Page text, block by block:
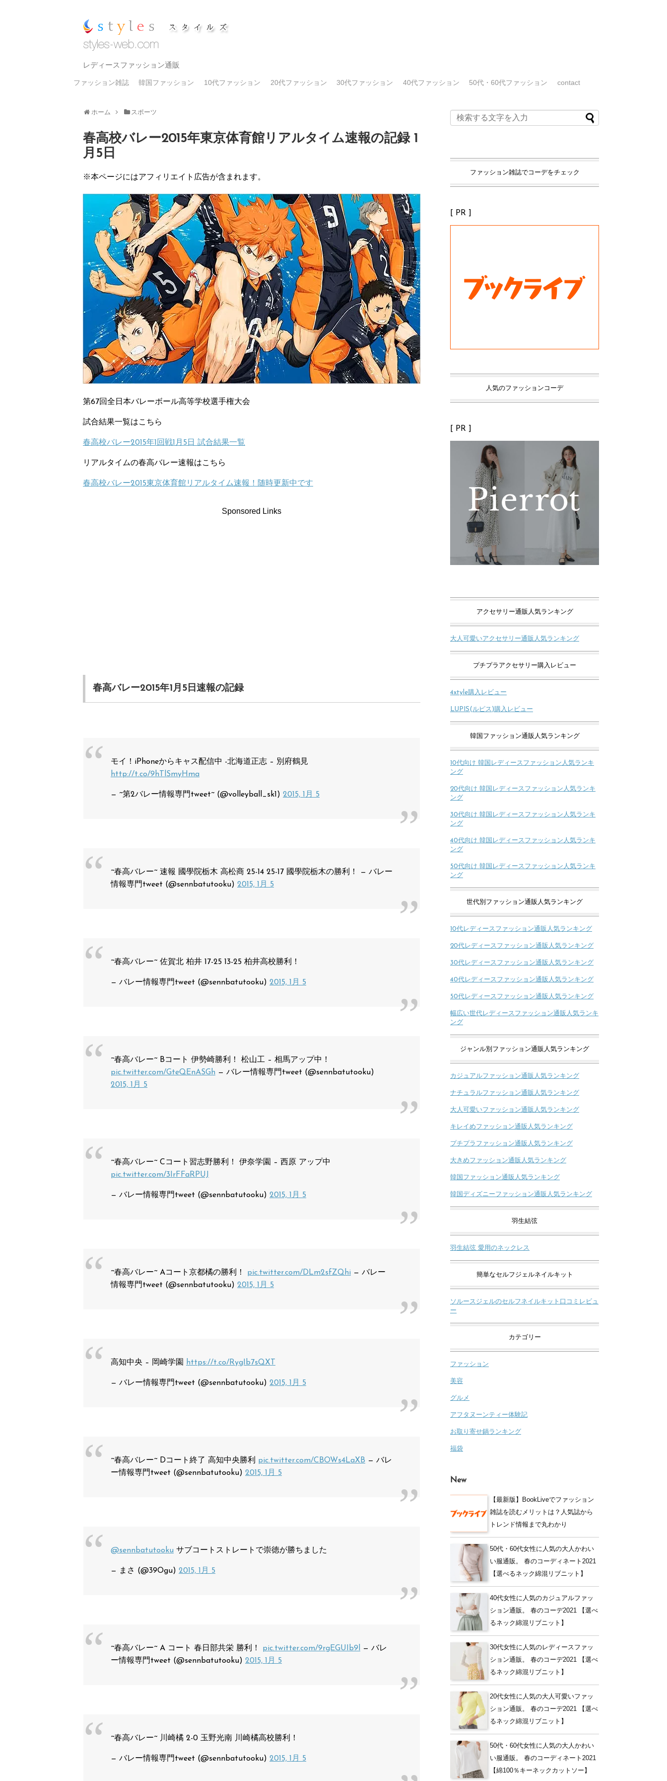
レディースファッション通販
ファッション雑誌 韓国ファッション 10代ファッション 20代ファッション 30代ファッション 40代ファッション 50代・60代ファッション contact
ホーム スポーツ
春高校バレー2015年東京体育館リアルタイム速報の記録 1
月5日
※本ページにはアフィリエイト広告が含まれます。
第67回全日本バレーボール高等学校選手権大会
試合結果一覧はこちら
春高校バレー2015年1回戦1月5日 試合結果一覧
リアルタイムの春高バレー速報はこちら
春高校バレー2015東京体育館リアルタイム速報！随時更新中です
Sponsored Links
春高バレー2015年1月5日速報の記録
モイ！iPhoneからキャス配信中 -北海道正志 – 別府鶴見
http://t.co/9hTlSmyHma
— ~第2バレー情報専門tweet~ (@volleyball_sk1) 2015, 1月 5
~春高バレー~ 速報 國學院栃木 高松商 25-14 25-17 國學院栃木の勝利！ — バレー
情報専門tweet (@sennbatutooku) 2015, 1月 5
~春高バレー~ 佐賀北 柏井 17-25 13-25 柏井高校勝利！
— バレー情報専門tweet (@sennbatutooku) 2015, 1月 5
~春高バレー~ Bコート 伊勢崎勝利！ 松山工 – 相馬アップ中！
pic.twitter.com/GteQEnASGh — バレー情報専門tweet (@sennbatutooku)
2015, 1月 5
~春高バレー~ Cコート習志野勝利！ 伊奈学園 – 西原 アップ中
pic.twitter.com/3IrFFaRPUJ
— バレー情報専門tweet (@sennbatutooku) 2015, 1月 5
~春高バレー~ Aコート京都橘の勝利！ pic.twitter.com/DLm2sfZQhi — バレー
情報専門tweet (@sennbatutooku) 2015, 1月 5
高知中央 – 岡崎学園 https://t.co/RygIb7sQXT
— バレー情報専門tweet (@sennbatutooku) 2015, 1月 5
~春高バレー~ Dコート終了 高知中央勝利 pic.twitter.com/CBOWs4LaXB — バレ
ー情報専門tweet (@sennbatutooku) 2015, 1月 5
@sennbatutooku サブコートストレートで崇徳が勝ちました
— まさ (@39Ogu) 2015, 1月 5
~春高バレー~ A コート 春日部共栄 勝利！ pic.twitter.com/9rgEGUIb9l
— バレ
ー情報専門tweet (@sennbatutooku) 2015, 1月 5
~春高バレー~ 川崎橘 2-0 玉野光南 川崎橘高校勝利！
— バレー情報専門tweet (@sennbatutooku) 2015, 1月 5
ファッション雑誌でコーデをチェック
[ PR ]
人気のファッションコーデ
[ PR ]
アクセサリー通販人気ランキング
大人可愛いアクセサリー通販人気ランキング
プチプラアクセサリー購入レビュー
4xtyle購入レビュー
LUPIS(ルピス)購入レビュー
韓国ファッション通販人気ランキング
10代向け 韓国レディースファッション人気ランキ
ング
20代向け 韓国レディースファッション人気ランキ
ング
30代向け 韓国レディースファッション人気ランキ
ング
40代向け 韓国レディースファッション人気ランキ
ング
50代向け 韓国レディースファッション人気ランキ
ング
世代別ファッション通販人気ランキング
10代レディースファッション通販人気ランキング
20代レディースファッション通販人気ランキング
30代レディースファッション通販人気ランキング
40代レディースファッション通販人気ランキング
50代レディースファッション通販人気ランキング
幅広い世代レディースファッション通販人気ランキ
ング
ジャンル別ファッション通販人気ランキング
カジュアルファッション通販人気ランキング
ナチュラルファッション通販人気ランキング
大人可愛いファッション通販人気ランキング
キレイめファッション通販人気ランキング
プチプラファッション通販人気ランキング
大きめファッション通販人気ランキング
韓国ファッション通販人気ランキング
韓国ディズニーファッション通販人気ランキング
羽生結弦
羽生結弦 愛用のネックレス
簡単なセルフジェルネイルキット
ソルースジェルのセルフネイルキット口コミレビュ
ー
カテゴリー
ファッション
美容
グルメ
アフタヌーンティー体験記
お取り寄せ鍋ランキング
福袋
New
【最新版】BookLiveでファッション
雑誌を読むメリットは？人気誌から
トレンド情報まで丸わかり
50代・60代女性に人気の大人かわい
い服通販。 春のコーディネート2021
【選べるネック綿混リブニット】
40代女性に人気のカジュアルファッ
ション通販。 春のコーデ2021 【選べ
るネック綿混リブニット】
30代女性に人気のレディースファッ
ション通販。 春のコーデ2021 【選べ
るネック綿混リブニット】
20代女性に人気の大人可愛いファッ
ション通販。 春のコーデ2021 【選べ
るネック綿混リブニット】
50代・60代女性に人気の大人かわい
い服通販。 春のコーディネート2021
【綿100％キーネックカットソー】